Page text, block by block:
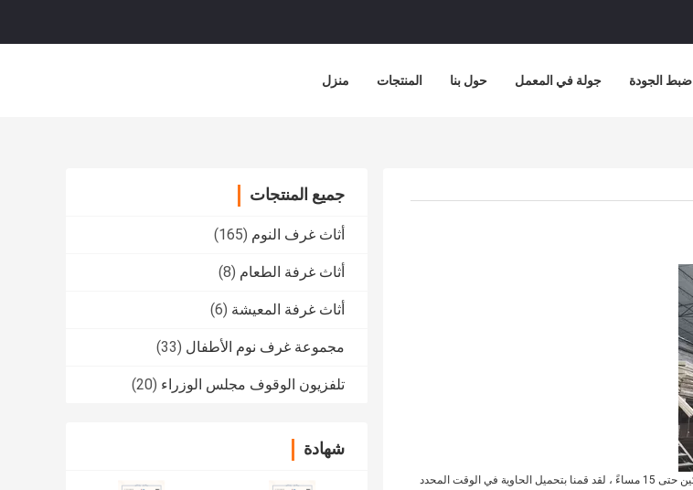
منزل المنتجات حول بنا جولة في المعمل ضبط الجودة
جميع المنتجات
أثاث غرف النوم (165)
أثاث غرفة الطعام (8)
أثاث غرفة المعيشة (6)
مجموعة غرف نوم الأطفال (33)
تلفزيون الوقوف مجلس الوزراء (20)
شهادة
اليوم نقوم بتحميل 3 حاويات إلى إفريقيا ، بدأ عمالنا المحترفون العمل في الساعة 8 صباحًا بتوقيت بكين حتى 15 مساءً ، لقد قمنا بتحميل الحاوية في الوقت المحدد